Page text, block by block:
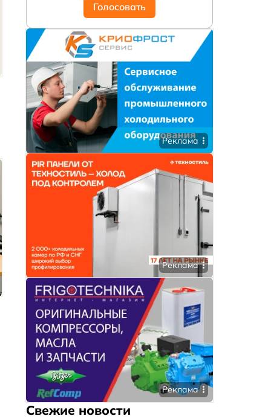
Голосовать
Реклама
Реклама
Реклама
Свежие новости